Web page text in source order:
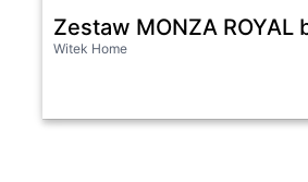
Zestaw MONZA ROYAL
Witek Home